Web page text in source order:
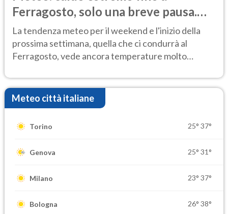
Ferragosto, solo una breve pausa.
Ecco dove
La tendenza meteo per il weekend e l'inizio della
prossima settimana, quella che ci condurrà al
Ferragosto, vede ancora temperature molto
Meteo città italiane
Torino 25° 37°
Genova 25° 31°
Milano 23° 37°
Bologna 26° 38°